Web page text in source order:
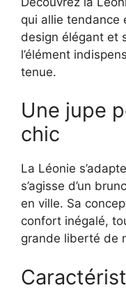
qui allie tendance
design élégant et
l’élément
tenue.
Une jupe
chic
La Léonie
s’agisse d’un
en ville. Sa
confort inégalé,
grande liberté de